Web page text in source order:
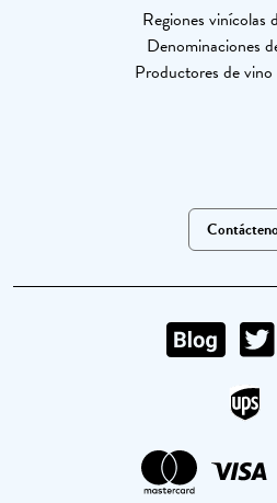
Regiones vinícolas
Denominaciones
Productores de